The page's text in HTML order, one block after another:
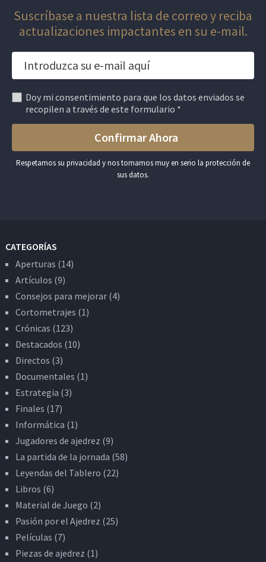
Suscríbase a nuestra lista de correo y reciba
actualizaciones impactantes en su e-mail.
Doy mi consentimiento para que los datos enviados se
recopilen a través de este formulario *
Respetamos su privacidad y nos tomamos muy en serio la protección de
sus datos.
CATEGORÍAS
Aperturas (14)
Artículos (9)
Consejos para mejorar(4)
Cortometrajes (1)
Crónicas (123)
Destacados (10)
Directos (3)
Documentales (1)
Estrategia (3)
Finales (17)
Informática (1)
Jugadores de ajedrez (9)
La partida de la jornada (58)
Leyendas del Tablero (22)
Libros (6)
Material de Juego (2)
Pasión por el Ajedrez (25)
Películas (7)
Piezas de ajedrez (1)